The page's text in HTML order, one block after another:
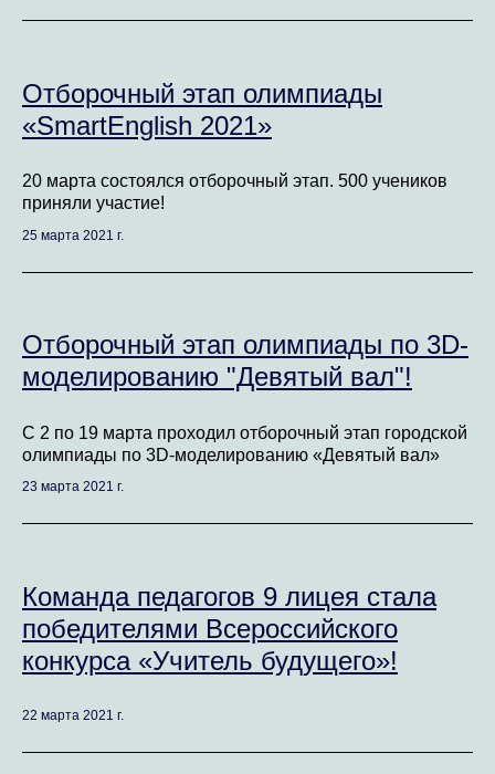
Отборочный этап олимпиады
«SmartEnglish 2021»
20 марта состоялся отборочный этап. 500 учеников
приняли участие!
25 марта 2021 г.
Отборочный этап олимпиады по 3D-
моделированию "Девятый вал"!
С 2 по 19 марта проходил отборочный этап городской
олимпиады по 3D-моделированию «Девятый вал»
23 марта 2021 г.
Команда педагогов 9 лицея стала
победителями Всероссийского
конкурса «Учитель будущего»!
22 марта 2021 г.